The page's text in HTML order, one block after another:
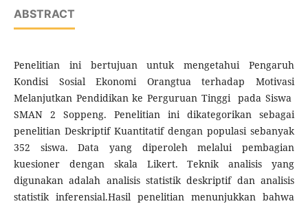
ABSTRACT
Penelitian ini bertujuan untuk mengetahui Pengaruh
Kondisi Sosial Ekonomi Orangtua terhadap Motivasi
Melanjutkan Pendidikan ke Perguruan Tinggi pada Siswa
SMAN 2 Soppeng. Penelitian ini dikategorikan sebagai
penelitian Deskriptif Kuantitatif dengan populasi sebanyak
352 siswa. Data yang diperoleh melalui pembagian
kuesioner dengan skala Likert. Teknik analisis yang
digunakan adalah analisis statistik deskriptif dan analisis
statistik inferensial.Hasil penelitian menunjukkan bahwa